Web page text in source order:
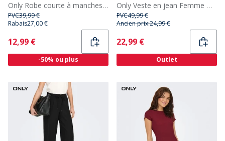
Only Robe courte à manches courtes Femme Noir
PVC39,99 €
Rabais27,00 €
Current
12,99 €
-50% ou plus
Only Veste en jean Femme Medium Blue Denim
PVC49,99 €
Ancien prix:24,99 €
Current
22,99 €
Outlet